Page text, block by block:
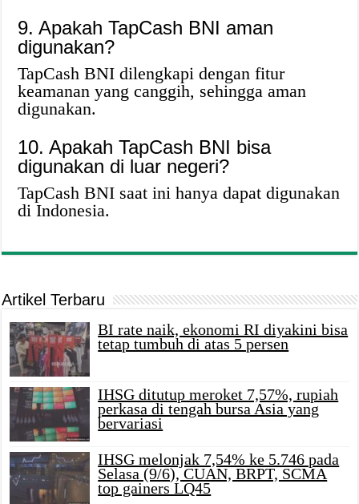
9. Apakah TapCash BNI aman
digunakan?
TapCash BNI dilengkapi dengan fitur
keamanan yang canggih, sehingga aman
digunakan.
10. Apakah TapCash BNI bisa
digunakan di luar negeri?
TapCash BNI saat ini hanya dapat digunakan
di Indonesia.
Artikel Terbaru
BI rate naik, ekonomi RI diyakini bisa
tetap tumbuh di atas 5 persen
IHSG ditutup meroket 7,57%, rupiah
perkasa di tengah bursa Asia yang
bervariasi
IHSG melonjak 7,54% ke 5.746 pada
Selasa (9/6), CUAN, BRPT, SCMA
top gainers LQ45